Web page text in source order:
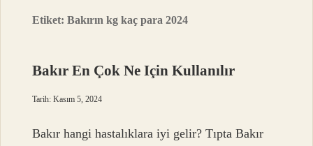
Etiket:Bakırın kg kaç para 2024
Bakır En Çok Ne Için Kullanılır
Tarih: Kasım 5, 2024
Bakır hangi hastalıklara iyi gelir? Tıpta Bakır